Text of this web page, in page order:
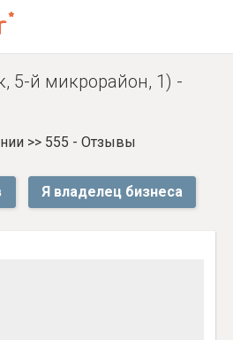
5-й микрорайон, 1) -
>> 555 - Отзывы
Я владелец бизнеса